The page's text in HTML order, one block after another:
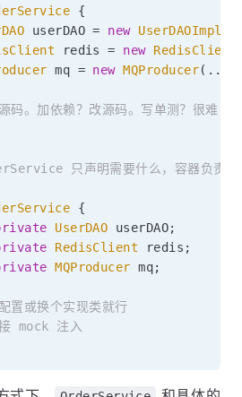
{
userDAO = new UserDAOImpl
redis = new RedisClient
mq = new MQProducer( . .
码。加依赖？改源码。写单测？很难
只声明需要什么，容器负责供
{
UserDAO userDAO;
RedisClient redis ;
MQProducer mq;
置或换个实现类就行
mock 注入